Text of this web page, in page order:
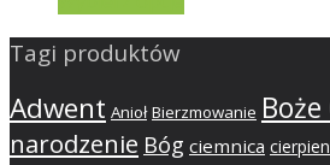
Tagi produktów
Adwent Anioł Bierzmowanie Boże
narodzenie Bóg ciemnica